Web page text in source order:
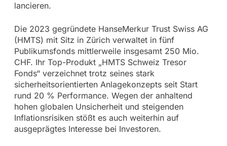
lancieren.
Die 2023 gegründete HanseMerkur Trust Swiss AG
(HMTS) mit Sitz in Zürich verwaltet in fünf
Publikumsfonds mittlerweile insgesamt 250 Mio.
CHF. Ihr Top-Produkt „HMTS Schweiz Tresor
Fonds“ verzeichnet trotz seines stark
sicherheitsorientierten Anlagekonzepts seit Start
rund 20 % Performance. Wegen der anhaltend
hohen globalen Unsicherheit und steigenden
Inflationsrisiken stößt es auch weiterhin auf
ausgeprägtes Interesse bei Investoren.